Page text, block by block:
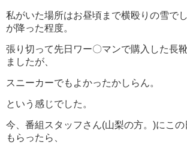
私がいた場所はお昼頃まで横殴りの雪で
が降った程度。
張り切って先日ワー〇マンで購入した長
ましたが、
スニーカーでもよかったかしらん。
という感じでした。
今、番組スタッフさん(山梨の方。)にこ
もらったら、